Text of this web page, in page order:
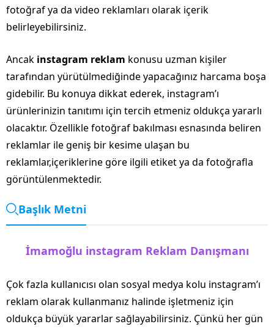
fotoğraf ya da video reklamları olarak içerik
belirleyebilirsiniz.
Ancak instagram reklam konusu uzman kişiler
tarafından yürütülmediğinde yapacağınız harcama boşa
gidebilir. Bu konuya dikkat ederek, instagram’ı
ürünlerinizin tanıtımı için tercih etmeniz oldukça yararlı
olacaktır. Özellikle fotoğraf bakılması esnasında beliren
reklamlar ile geniş bir kesime ulaşan bu
reklamlar,içeriklerine göre ilgili etiket ya da fotoğrafla
görüntülenmektedir.
Başlık Metni
İmamoğlu instagram Reklam Danışmanı
Çok fazla kullanıcısı olan sosyal medya kolu instagram’ı
reklam olarak kullanmanız halinde işletmeniz için
oldukça büyük yararlar sağlayabilirsiniz. Çünkü her gün